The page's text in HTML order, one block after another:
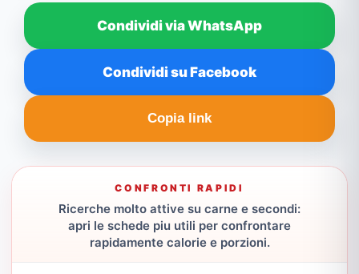
Condividi via WhatsApp
Condividi su Facebook
Copia link
CONFRONTI RAPIDI
Ricerche molto attive su carne e secondi:
apri le schede piu utili per confrontare
rapidamente calorie e porzioni.